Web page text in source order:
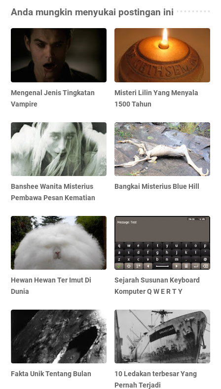
Anda mungkin menyukai postingan ini
Mengenal Jenis Tingkatan
Vampire
Misteri Lilin Yang Menyala
1500 Tahun
Banshee Wanita Misterius
Pembawa Pesan Kematian
Bangkai Misterius Blue Hill
Hewan Hewan Ter Imut Di
Dunia
Sejarah Susunan Keyboard
Komputer Q W E R T Y
Fakta Unik Tentang Bulan
10 Ledakan terbesar Yang
Pernah Terjadi